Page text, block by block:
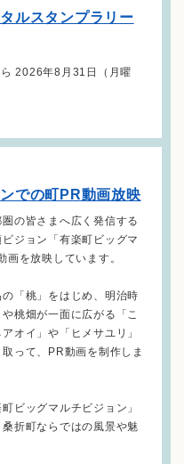
ルスタンプラリー
2026年8月31日（月曜
での町PR動画放映
の皆さまへ広く発信する
ジョン「有楽町ビッグマ
を放映しています。
「桃」をはじめ、明治時
桃畑が一面に広がる「こ
オイ」や「ヒメサユリ」
って、PR動画を制作しま
ビッグマルチビジョン」
折町ならではの風景や魅